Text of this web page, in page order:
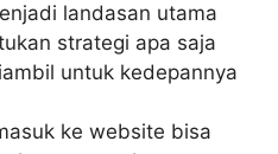
landasan utama
strategi apa saja
untuk kedepannya
ke website bisa